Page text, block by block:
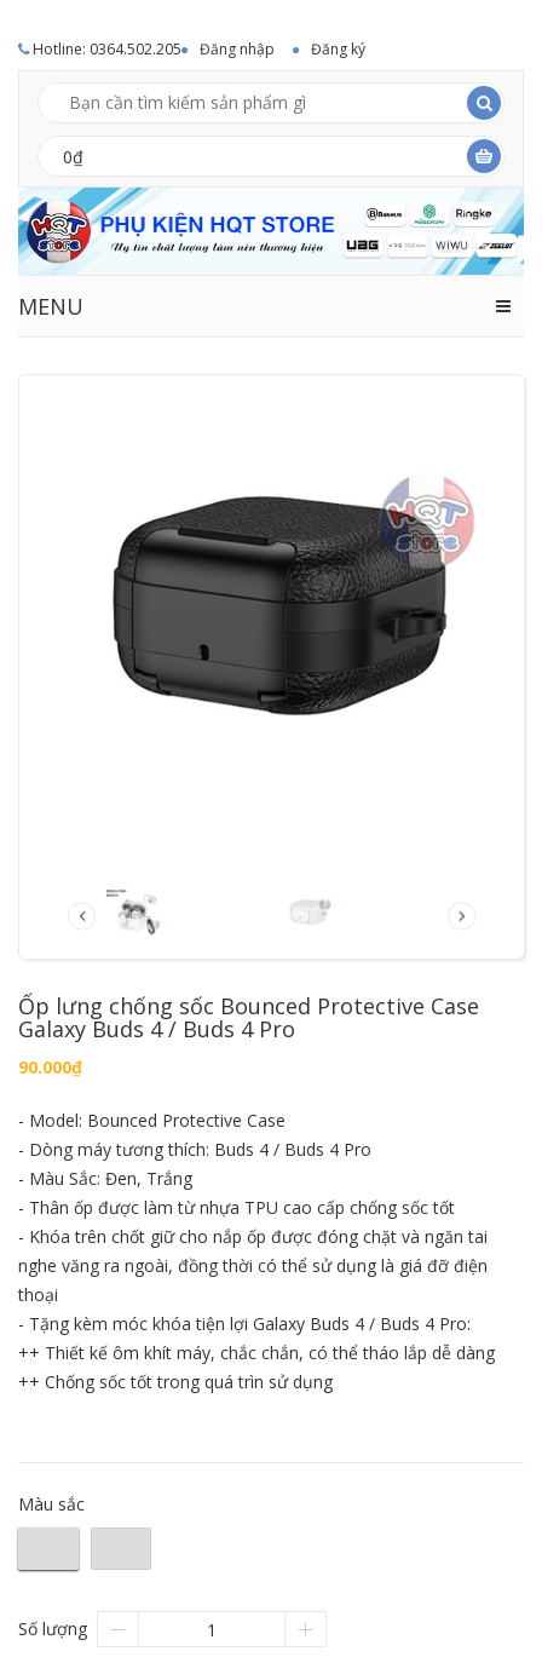
Hotline: 0364.502.205 Đăng nhập Đăng ký
0₫
MENU
Ốp lưng chống sốc Bounced Protective Case
Galaxy Buds 4 / Buds 4 Pro
90.000₫
- Model: Bounced Protective Case
- Dòng máy tương thích: Buds 4 / Buds 4 Pro
- Màu Sắc: Đen, Trắng
- Thân ốp được làm từ nhựa TPU cao cấp chống sốc tốt
- Khóa trên chốt giữ cho nắp ốp được đóng chặt và ngăn tai
nghe văng ra ngoài, đồng thời có thể sử dụng là giá đỡ điện
thoại
- Tặng kèm móc khóa tiện lợi Galaxy Buds 4 / Buds 4 Pro:
++ Thiết kế ôm khít máy, chắc chắn, có thể tháo lắp dễ dàng
++ Chống sốc tốt trong quá trìn sử dụng
Màu sắc
Số lượng